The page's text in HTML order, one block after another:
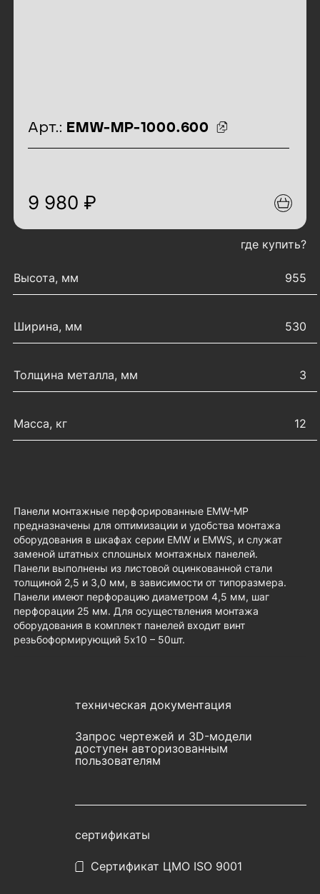
идентификаторы товара
Арт.: EMW-MP-1000.600
9 980 ₽
где купить?
Высота, мм
955
Ширина, мм 530
Толщина металла, мм 3
Масса, кг 12
Панели монтажные перфорированные EMW-MP
предназначены для оптимизации и удобства монтажа
оборудования в шкафах серии EMW и EMWS, и служат
заменой штатных сплошных монтажных панелей.
Панели выполнены из листовой оцинкованной стали
толщиной 2,5 и 3,0 мм, в зависимости от типоразмера.
Панели имеют перфорацию диаметром 4,5 мм, шаг
перфорации 25 мм. Для осуществления монтажа
оборудования в комплект панелей входит винт
резьбоформирующий 5х10 – 50шт.
техническая документация
Запрос чертежей и 3D-модели
доступен авторизованным
пользователям
сертификаты
Сертификат ЦМО ISO 9001